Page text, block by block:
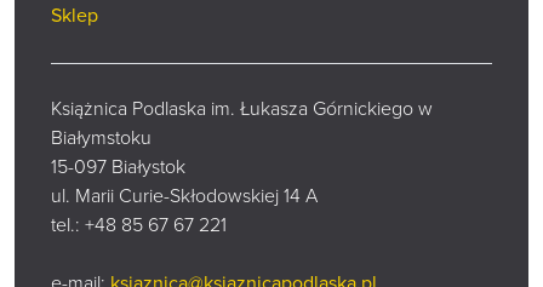
Sklep
Książnica Podlaska im. Łukasza Górnickiego w
Białymstoku
15-097 Białystok
ul. Marii Curie-Skłodowskiej 14 A
tel.: +48 85 67 67 221